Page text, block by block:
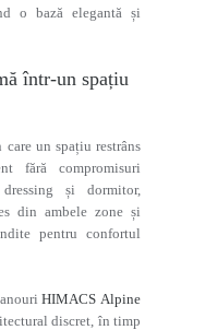
o bază elegantă și
într-un spațiu
un spațiu restrâns
fără compromisuri
și dormitor,
din ambele zone și
pentru confortul
HIMACS Alpine
discret, în timp